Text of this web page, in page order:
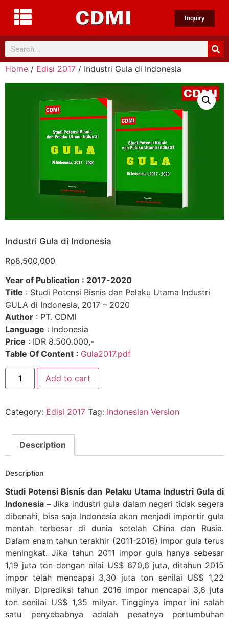
Inquiry
Home / Edisi 2017 / Industri Gula di Indonesia
Industri Gula di Indonesia
Rp8,500,000
Year of Publication : 2017-2020
Title : Studi Potensi Bisnis dan Pelaku Utama Industri
GULA di Indonesia, 2017 – 2020
Author : PT. CDMI
Language : Indonesia
Price : IDR 8.500.000,-
Table Of Content : Gula2017.pdf
Add to cart
Category: Edisi 2017 Tag: Indonesian Version
Description
Description
Studi Potensi Bisnis dan Pelaku Utama Industri Gula di
Indonesia –Jika industri gula dalam negeri tidak segera
dibenahi, bisa saja Indonesia akan menjadi importir gula
mentah terbesar di dunia setelah China dan Rusia.
Dalam enam tahun terakhir (2011-2016) impor gula terus
meningkat. Jika tahun 2011 impor gula hanya sebesar
1,19 juta ton dengan nilai US$ 670,6 juta, ditahun 2015
impor telah mencapai 3,30 juta ton senilai US$ 1,22
milyar. Diprediksi tahun 2016 impor mencapai 3,6 juta
ton senilai US$ 1,35 milyar. Tingginya impor ini salah
satu penyebabnya adalah pesatnya pertumbuhan